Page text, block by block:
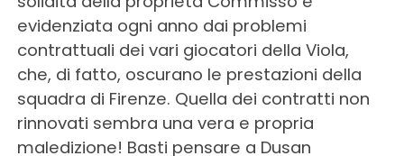
evidenziata ogni anno dai problemi
contrattuali dei vari giocatori della Viola,
che, di fatto, oscurano le prestazioni della
squadra di Firenze. Quella dei contratti non
rinnovati sembra una vera e propria
maledizione! Basti pensare a Dusan